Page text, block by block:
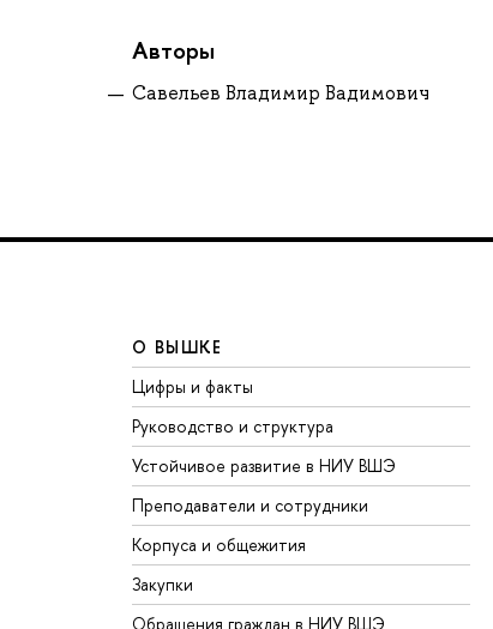
Авторы
Савельев Владимир Вадимович
О ВЫШКЕ
Цифры и факты
Руководство и структура
Устойчивое развитие в НИУ ВШЭ
Преподаватели и сотрудники
Корпуса и общежития
Закупки
Обращения граждан в НИУ ВШЭ